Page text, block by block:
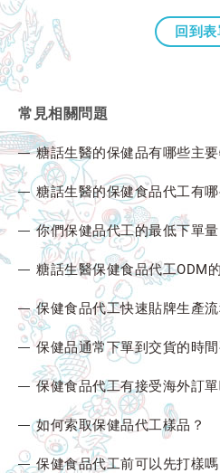
回到
常見相關問題
糖話生醫的保健品有哪些主要
糖話生醫的保健食品代工有
你們保健品代工的最低下單
糖話生醫保健食品代工ODM
保健食品代工快速貼牌生產
保健品通常下單到交貨的時間
保健食品代工有接受海外訂單
如何索取保健品代工樣品？
保健食品代工前可以先打樣嗎